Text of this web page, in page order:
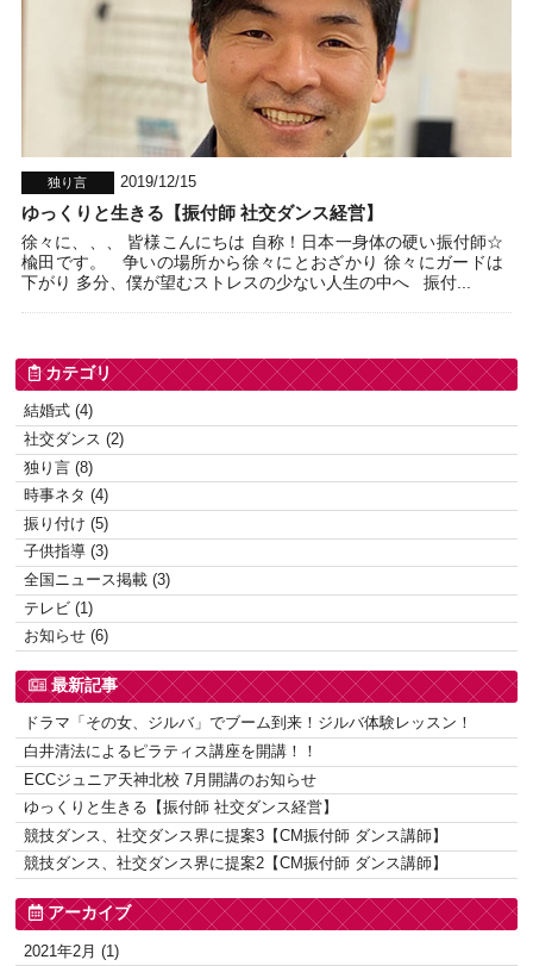
独り言 2019/12/15
ゆっくりと生きる【振付師 社交ダンス経営】
徐々に、、、 皆様こんにちは 自称！日本一身体の硬い振付師☆
楡田です。 争いの場所から徐々にとおざかり 徐々にガードは
下がり 多分、僕が望むストレスの少ない人生の中へ 振付...
カテゴリ
結婚式 (4)
社交ダンス (2)
独り言 (8)
時事ネタ (4)
振り付け (5)
子供指導 (3)
全国ニュース掲載 (3)
テレビ (1)
お知らせ (6)
最新記事
ドラマ「その女、ジルバ」でブーム到来！ジルバ体験レッスン！
白井清法によるピラティス講座を開講！！
ECCジュニア天神北校 7月開講のお知らせ
ゆっくりと生きる【振付師 社交ダンス経営】
競技ダンス、社交ダンス界に提案3【CM振付師 ダンス講師】
競技ダンス、社交ダンス界に提案2【CM振付師 ダンス講師】
アーカイブ
2021年2月 (1)